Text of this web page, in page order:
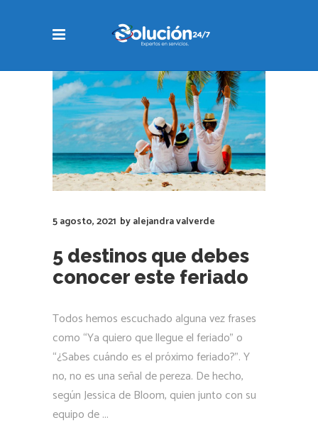
5 agosto, 2021 byalejandra valverde
5 destinos que debes
conocer este feriado
Todos hemos escuchado alguna vez frases
como “Ya quiero que llegue el feriado” o
“¿Sabes cuándo es el próximo feriado?”. Y
no, no es una señal de pereza. De hecho,
según Jessica de Bloom, quien junto con su
equipo de